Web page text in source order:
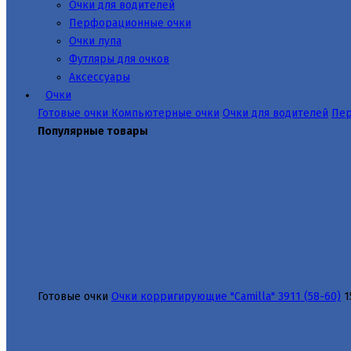
Очки для водителей
Перфорационные очки
Очки лупа
Футляры для очков
Аксессуары
Очки
Готовые очки Компьютерные очки Очки для водителей
Популярные товары
Готовые очки Очки корригирующие "Camilla" 3911 (58-60)